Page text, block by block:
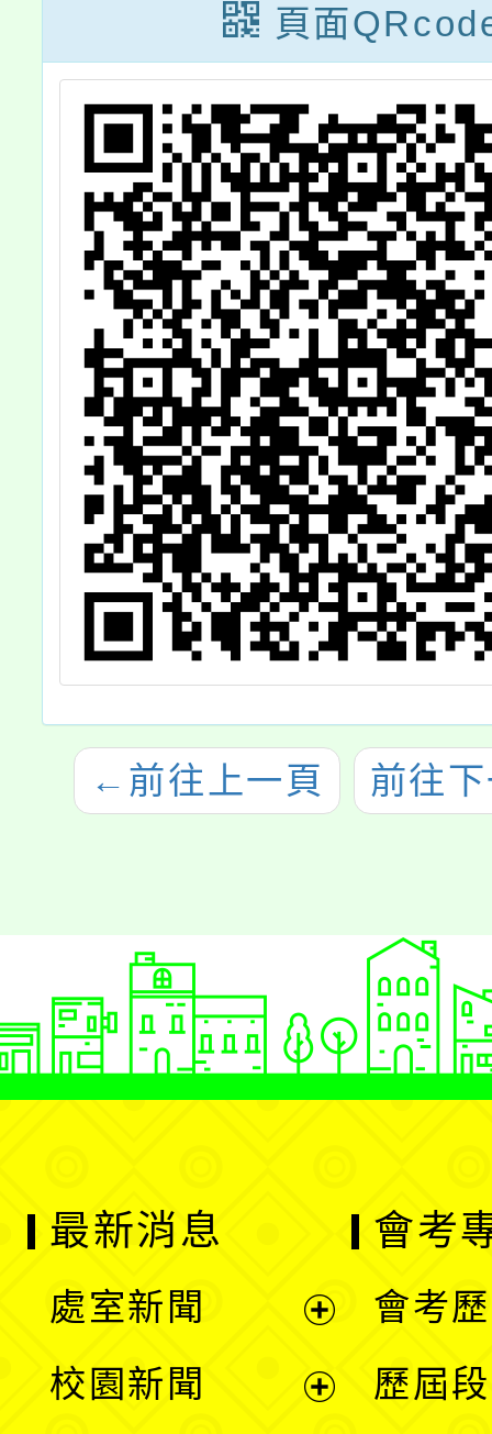
頁面
← 前往上一頁 前往
最新消息
處室新聞
校園新聞
會考
會考
歷屆